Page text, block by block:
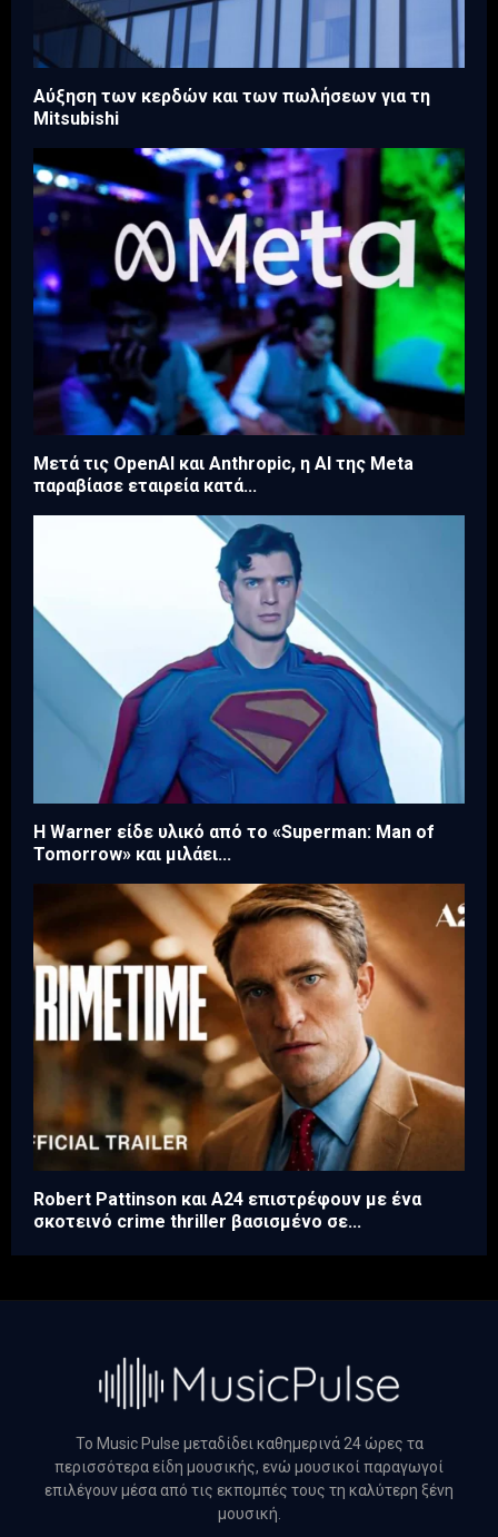
Aύξηση των κερδών και των πωλήσεων για τη
Mitsubishi
Μετά τις OpenAI και Anthropic, η AI της Meta
παραβίασε εταιρεία κατά...
Η Warner είδε υλικό από το «Superman: Man of
Tomorrow» και μιλάει...
Robert Pattinson και A24 επιστρέφουν με ένα
σκοτεινό crime thriller βασισμένο σε...
Το Music Pulse μεταδίδει καθημερινά 24 ώρες τα
περισσότερα είδη μουσικής, ενώ μουσικοί παραγωγοί
επιλέγουν μέσα από τις εκπομπές τους τη καλύτερη ξένη
μουσική.